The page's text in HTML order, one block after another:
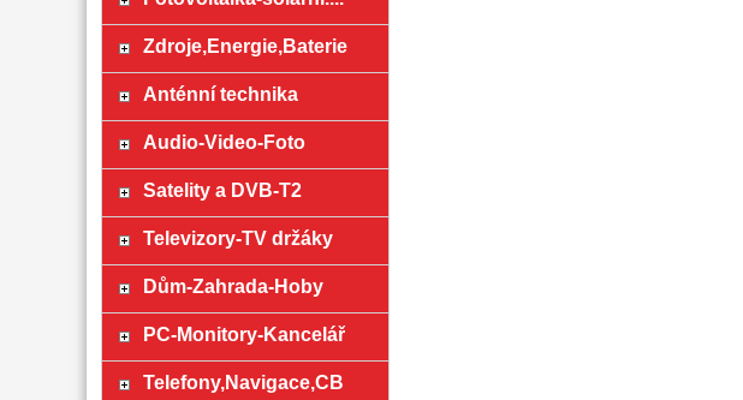
Zdroje,Energie,Baterie
Anténní technika
Audio-Video-Foto
Satelity a DVB-T2
Televizory-TV držáky
Dům-Zahrada-Hoby
PC-Monitory-Kancelář
Telefony,Navigace,CB